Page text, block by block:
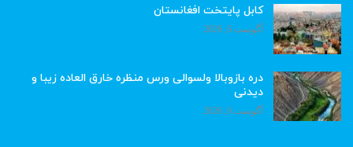
کابل پایتخت افغانستان
آگوست 6, 2026
دره بازوبالا ولسوالی ورس منظره خارق العاده زیبا و
دیدنی
آگوست 6, 2026